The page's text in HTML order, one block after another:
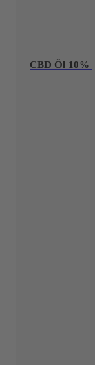
CBD Öl 10%